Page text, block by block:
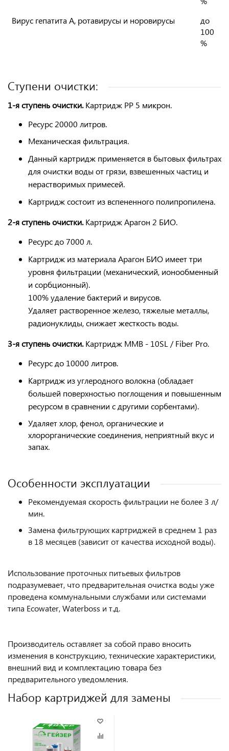
Вирус гепатита А, ротавирусы и норовирусы
до
100
%
Ступени очистки:
1-я ступень очистки.Картридж PP 5 микрон.
Ресурс 20000 литров.
Механическая фильтрация.
Данный картридж применяется в бытовых фильтрах
для очистки воды от грязи, взвешенных частиц и
нерастворимых примесей.
Картридж состоит из вспененного полипропилена.
2-я ступень очистки.Картридж Арагон 2 БИО.
Ресурс до 7000 л.
Картридж из материала Арагон БИО имеет три
уровня фильтрации (механический, ионообменный
и сорбционный).
100% удаление бактерий и вирусов.
Удаляет растворенное железо, тяжелые металлы,
радионуклиды, снижает жесткость воды.
3-я ступень очистки. Картридж ММB - 10SL / Fiber Pro.
Ресурс до 10000 литров.
Картридж из углеродного волокна (обладает
большей поверхностью поглощения и повышенным
ресурсом в сравнении с другими сорбентами).
Удаляет хлор, фенол, органические и
хлорорганические соединения, неприятный вкус и
запах.
Особенности эксплуатации
Рекомендуемая скорость фильтрации не более 3 л/
мин.
Замена фильтрующих картриджей в среднем 1 раз
в 18 месяцев (зависит от качества исходной воды).
Использование проточных питьевых фильтров
подразумевает, что предварительная очистка воды уже
проведена коммунальными службами или системами
типа Ecowater, Waterboss и т.д.
Производитель оставляет за собой право вносить
изменения в конструкцию, технические характеристики,
внешний вид и комплектацию товара без
предварительного уведомления.
Набор картриджей для замены